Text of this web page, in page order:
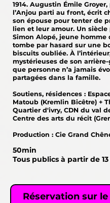
1914. Augustin Émile
l’Anjou parti au front, écrit
son épouse pour tenter de
lien et leur amour. Un siècle
Simon Alopé, jeune homme
tombe par hasard sur une
biscuits oubliée. À
mystérieuses de son
que personne n’a jamais
partagées dans la famille.
Soutiens, résidences :
Matoub (Kremlin Bicêtre) +
Quartier d'ivry, CDN du val
Centre des arts du récit
Production : Cie Grand
50min
Tous publics à partir de
Réservation sur